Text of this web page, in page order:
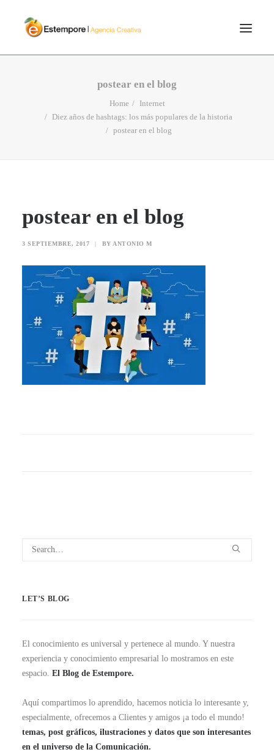
PORTFOLIO
postear en el blog
Home
Internet
Diez años de hashtags: los más populares de la historia
postear en el blog
postear en el blog
3 SEPTIEMBRE, 2017 | BY ANTONIO M
LET’S BLOG
El conocimiento es universal y pertenece al mundo. Y nuestra
experiencia y conocimiento empresarial lo mostramos en este
espacio. El Blog de Estempore.
Aquí compartimos lo aprendido, hacemos noticia lo interesante y,
especialmente, ofrecemos a Clientes y amigos ¡a todo el mundo!
temas, post gráficos, ilustraciones y datos que son interesantes
en el universo de la Comunicación.